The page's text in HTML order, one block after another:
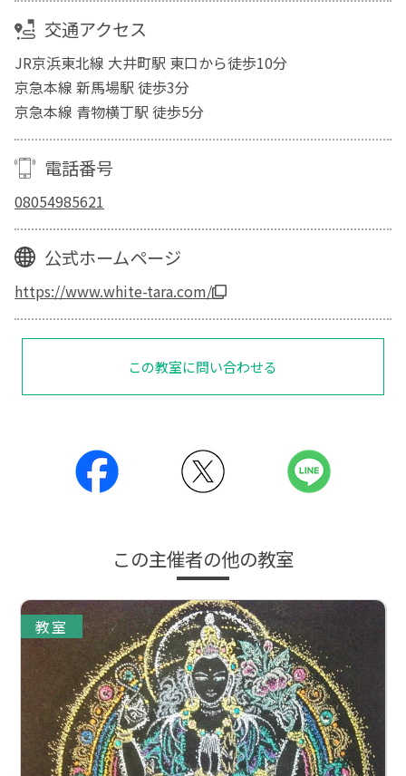
交通アクセス
JR京浜東北線 大井町駅 東口から徒歩10分
京急本線 新馬場駅 徒歩3分
京急本線 青物横丁駅 徒歩5分
電話番号
08054985621
公式ホームページ
https://www.white-tara.com/
この教室に問い合わせる
この主催者の他の教室
教室